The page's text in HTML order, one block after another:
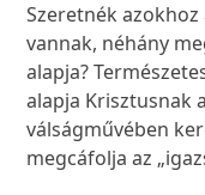
Szeretnék
vannak, néhány
alapja?
alapja Krisztusnak
válságművében
megcáfolja az